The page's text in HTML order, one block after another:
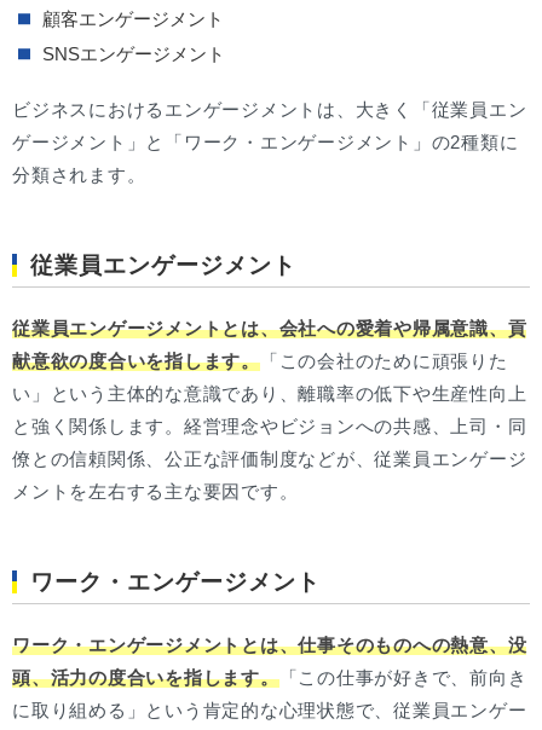
顧客エンゲージメント
SNSエンゲージメント
ビジネスにおけるエンゲージメントは、大きく「従業員エン
ゲージメント」と「ワーク・エンゲージメント」の2種類に
分類されます。
従業員エンゲージメント
従業員エンゲージメントとは、会社への愛着や帰属意識、貢
献意欲の度合いを指します。「この会社のために頑張りた
い」という主体的な意識であり、離職率の低下や生産性向上
と強く関係します。経営理念やビジョンへの共感、上司・同
僚との信頼関係、公正な評価制度などが、従業員エンゲージ
メントを左右する主な要因です。
ワーク・エンゲージメント
ワーク・エンゲージメントとは、仕事そのものへの熱意、没
頭、活力の度合いを指します。「この仕事が好きで、前向き
に取り組める」という肯定的な心理状態で、従業員エンゲー